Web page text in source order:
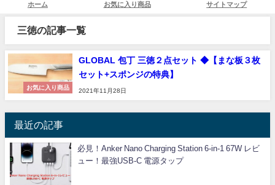
ホーム お気に入り商品 サイトマップ
三徳の記事一覧
お気に入り商品
GLOBAL 包丁 三徳２点セット ◆【まな板３枚
セット+スポンジの特典】
2021年11月28日
最近の記事
必見！Anker Nano Charging Station 6-in-1 67W レビ
ュー！最強USB-C 電源タップ